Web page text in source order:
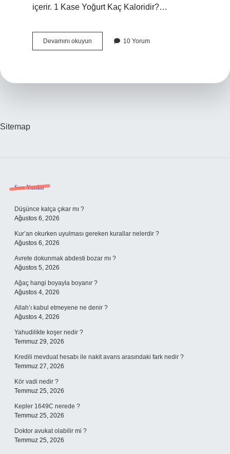
içerir. 1 Kase Yoğurt Kaç Kaloridir?…
Devamını okuyun
Adet
10 Yorum
Sitemap
Sidebar
Son Yazılar
Düşünce kalça çıkar mı ?
Ağustos 6, 2026
Kur’an okurken uyulması gereken kurallar nelerdir ?
Ağustos 6, 2026
Avrete dokunmak abdesti bozar mı ?
Ağustos 5, 2026
Ağaç hangi boyayla boyanır ?
Ağustos 4, 2026
Allah’ı kabul etmeyene ne denir ?
Ağustos 4, 2026
Yahudilikte koşer nedir ?
Temmuz 29, 2026
Kredili mevduat hesabı ile nakit avans arasındaki fark nedir ?
Temmuz 27, 2026
Kör vadi nedir ?
Temmuz 25, 2026
Kepler 1649C nerede ?
Temmuz 25, 2026
Doktor avukat olabilir mi ?
Temmuz 25, 2026